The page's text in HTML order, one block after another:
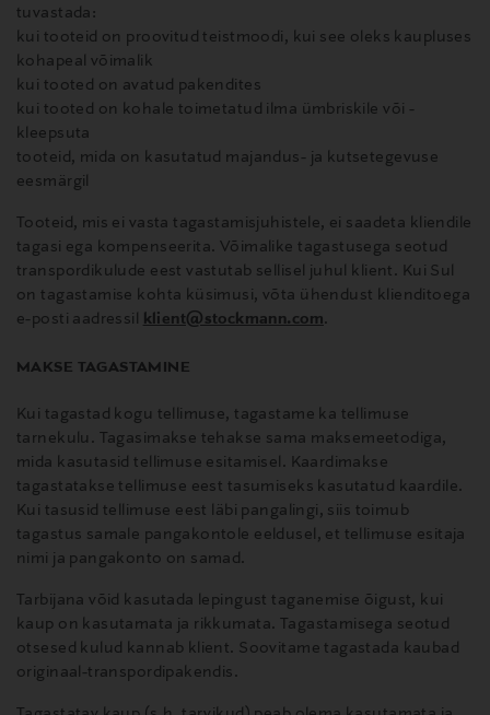
tuvastada:
kui tooteid on proovitud teistmoodi, kui see oleks kaupluses
kohapeal võimalik
kui tooted on avatud pakendites
kui tooted on kohale toimetatud ilma ümbriskile või -
kleepsuta
tooteid, mida on kasutatud majandus- ja kutsetegevuse
eesmärgil
Tooteid, mis ei vasta tagastamisjuhistele, ei saadeta kliendile
tagasi ega kompenseerita. Võimalike tagastusega seotud
transpordikulude eest vastutab sellisel juhul klient. Kui Sul
on tagastamise kohta küsimusi, võta ühendust klienditoega
e-posti aadressil klient@stockmann.com.
MAKSE TAGASTAMINE
Kui tagastad kogu tellimuse, tagastame ka tellimuse
tarnekulu. Tagasimakse tehakse sama maksemeetodiga,
mida kasutasid tellimuse esitamisel. Kaardimakse
tagastatakse tellimuse eest tasumiseks kasutatud kaardile.
Kui tasusid tellimuse eest läbi pangalingi, siis toimub
tagastus samale pangakontole eeldusel, et tellimuse esitaja
nimi ja pangakonto on samad.
Tarbijana võid kasutada lepingust taganemise õigust, kui
kaup on kasutamata ja rikkumata. Tagastamisega seotud
otsesed kulud kannab klient. Soovitame tagastada kaubad
originaal-transpordipakendis.